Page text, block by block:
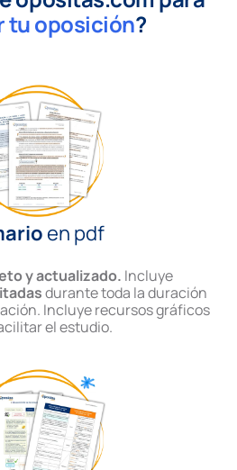
tu oposición?
en pdf
y actualizado. Incluye
durante toda la duración
Incluye recursos gráficos
el estudio.